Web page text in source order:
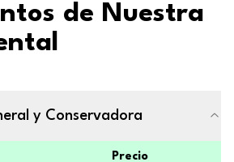
de Nuestra
y Conservadora
Precio